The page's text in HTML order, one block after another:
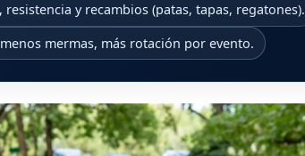
y recambios (patas, tapas, regatones).
mermas, más rotación por evento.